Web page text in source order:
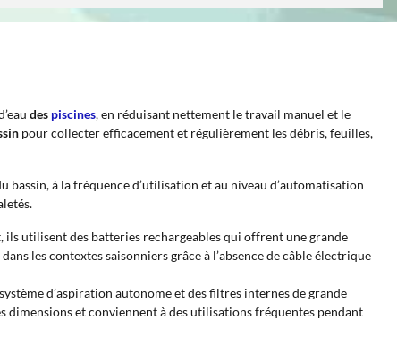
des piscines, en réduisant nettement le travail manuel et le
pour collecter efficacement et régulièrement les débris, feuilles,
à la fréquence d’utilisation et au niveau d’automatisation
utilisent des batteries rechargeables qui offrent une grande
les contextes saisonniers grâce à l’absence de câble électrique
d’aspiration autonome et des filtres internes de grande
dimensions et conviennent à des utilisations fréquentes pendant